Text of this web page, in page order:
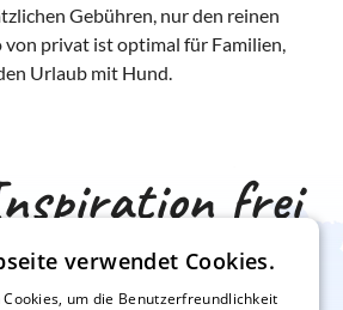
Gebühren, nur den reinen
von privat ist optimal für Familien,
Urlaub mit Hund.
frei
Haus
verwendet Cookies.
um die Benutzerfreundlichkeit